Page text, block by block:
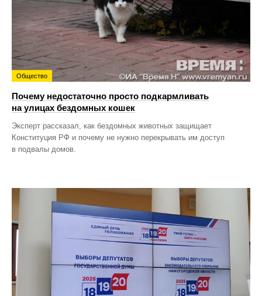
Общество
Почему недостаточно просто подкармливать
на улицах бездомных кошек
Эксперт рассказал, как бездомных животных защищает
Конституция РФ и почему не нужно перекрывать им доступ
в подвалы домов.